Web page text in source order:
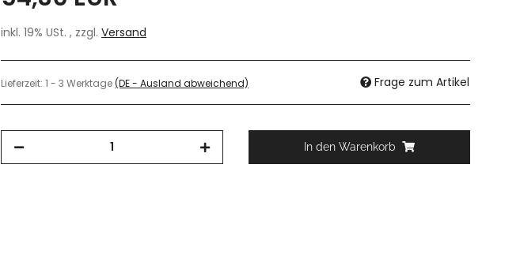
inkl. 19% USt. , zzgl. Versand
Lieferzeit: 1 - 3 Werktage(DE - Ausland abweichend) Frage zum Artikel
In den Warenkorb